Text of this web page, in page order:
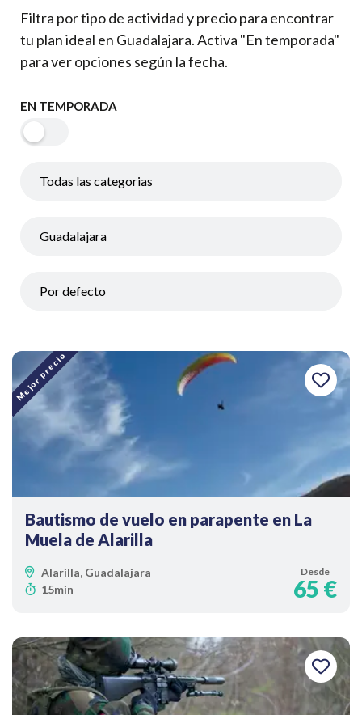
Filtra por tipo de actividad y precio para encontrar
tu plan ideal en Guadalajara. Activa "En temporada"
para ver opciones según la fecha.
EN TEMPORADA
Mejor precio
Bautismo de vuelo en parapente en La
Muela de Alarilla
Alarilla, Guadalajara
15min
Desde
65 €